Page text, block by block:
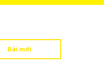
Bài mới